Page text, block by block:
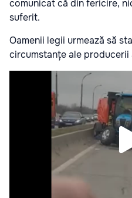
comunicatcă din fericire,
suferit.
Oamenii legii urmează să
circumstanțe ale